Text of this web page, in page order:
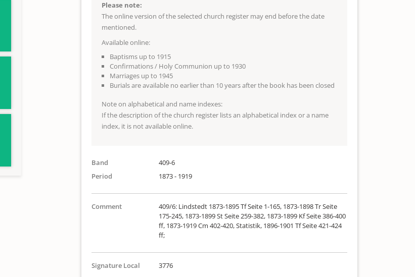
Please note:
The online version of the selected church register may end before the date
mentioned.
Available online:
Baptisms up to 1915
Confirmations / Holy Communion up to 1930
Marriages up to 1945
Burials are available no earlier than 10 years after the book has been closed
Note on alphabetical and name indexes:
If the description of the church register lists an alphabetical index or a name
index, it is not available online.
Band
409-6
Period
1873 - 1919
Comment
409/6: Lindstedt 1873-1895 Tf Seite 1-165, 1873-1898 Tr Seite
175-245, 1873-1899 St Seite 259-382, 1873-1899 Kf Seite 386-400
ff, 1873-1919 Cm 402-420, Statistik, 1896-1901 Tf Seite 421-424
ff;
Signature Local 3776